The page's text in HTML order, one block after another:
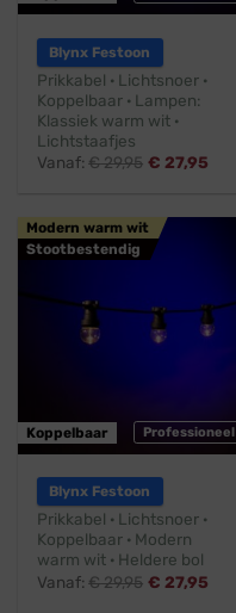
Blynx Festoon
Prikkabel · Lichtsnoer ·
Koppelbaar · Lampen:
Klassiek warm wit ·
Lichtstaafjes
Vanaf:€29,95 € 27,95
Professioneel
Modern warm wit
Stootbestendig
Koppelbaar
Blynx Festoon
Prikkabel · Lichtsnoer ·
Koppelbaar · Modern
warm wit · Heldere bol
Vanaf:€29,95 € 27,95